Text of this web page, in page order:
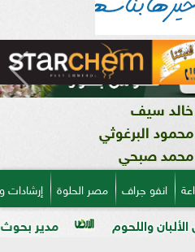
خالد سيف
محمود البرغوثي
محمد صبحي
انفو جراف مصر الحلوة
مدير بحوث أمراض